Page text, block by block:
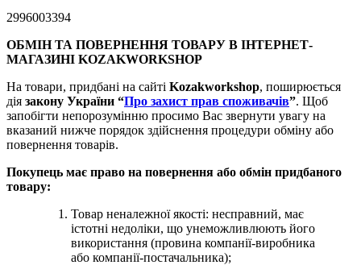
2996003394
ОБМІН ТА ПОВЕРНЕННЯ ТОВАРУ В ІНТЕРНЕТ-
МАГАЗИНІ KOZAKWORKSHOP
На товари, придбані на сайті Kozakworkshop, поширюється
дія закону України “Про захист прав споживачів”. Щоб
запобігти непорозумінню просимо Вас звернути увагу на
вказаний нижче порядок здійснення процедури обміну або
повернення товарів.
Покупець має право на повернення або обмін придбаного
товару:
Товар неналежної якості: несправний, має
істотні недоліки, що унеможливлюють його
використання (провина компанії-виробника
або компанії-постачальника);